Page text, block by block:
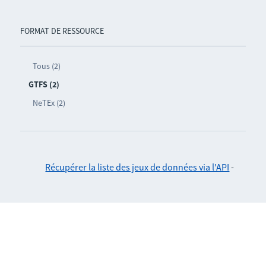
FORMAT DE RESSOURCE
Tous (2)
GTFS (2)
NeTEx (2)
Récupérer la liste des jeux de données via l'API -